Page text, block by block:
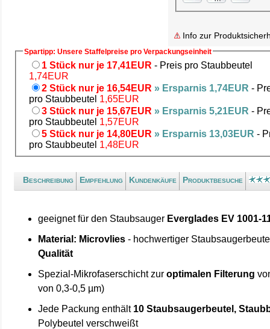
Info zur
Spartipp: Unsere Staffelpreise pro Verpackungseinheit
1 Stück nur je 17,41EUR - Preis pro Staubbeutel
1,74EUR
2 Stück nur je 16,54EUR » Ersparnis 1,74EUR -
pro Staubbeutel 1,65EUR
3 Stück nur je 15,67EUR » Ersparnis 5,21EUR -
pro Staubbeutel 1,57EUR
5 Stück nur je 14,80EUR » Ersparnis 13,03EUR -
pro Staubbeutel 1,48EUR
Beschreibung Empfehlung Kundenkäufe Produktbesuche
geeignet für den Staubsauger Everglades EV 1001-
Material: Microvlies - hochwertiger
Qualität
Spezial-Mikrofaserschicht zuroptimalen Filterung
von 0,3-0,5 µm)
Jede Packung enthält 10 Staubsaugerbeutel,
Polybeutel verschweißt